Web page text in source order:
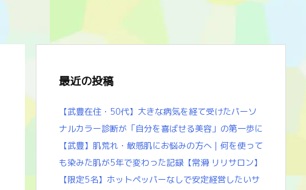
最近の投稿
【武豊在住・50代】大きな病気を経て受けたパーソ
ナルカラー診断が「自分を喜ばせる美容」の第一歩に
【武豊】肌荒れ・敏感肌にお悩みの方へ｜何を使って
も染みた肌が5年で変わった記録【常滑 リリサロン】
【限定5名】ホットペッパーなしで安定経営したいサ